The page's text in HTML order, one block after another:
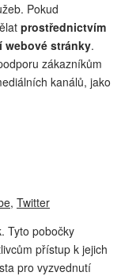
Pokud
prostřednictvím
webové stránky.
zákazníkům
kanálů, jako
, Twitter
Tyto pobočky
přístup k jejich
pro vyzvednutí